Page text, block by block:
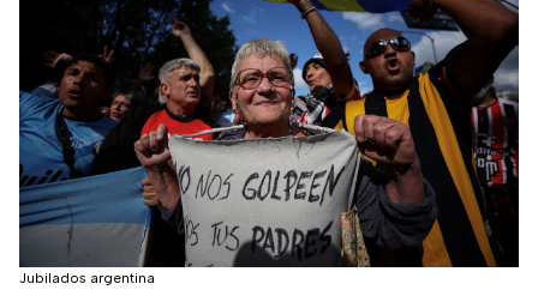
Jubilados argentina